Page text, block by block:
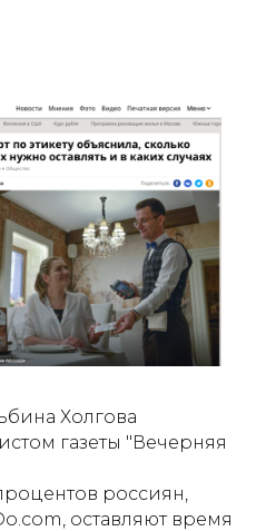
Холгова
газеты "Вечерняя
россиян,
оставляют время